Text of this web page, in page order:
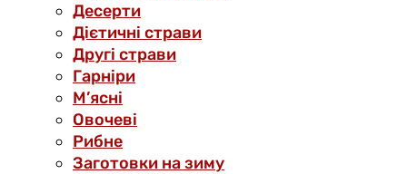
Десерти
Дієтичні страви
Другі страви
Гарніри
М’ясні
Овочеві
Рибне
Заготовки на зиму